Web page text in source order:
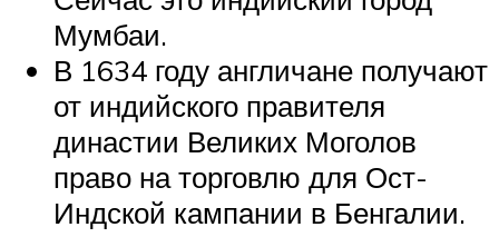
Мумбаи.
В 1634 году англичане получают
от индийского правителя
династии Великих Моголов
право на торговлю для Ост-
Индской кампании в Бенгалии.